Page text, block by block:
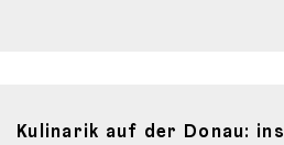
Kulinarik auf der Donau: